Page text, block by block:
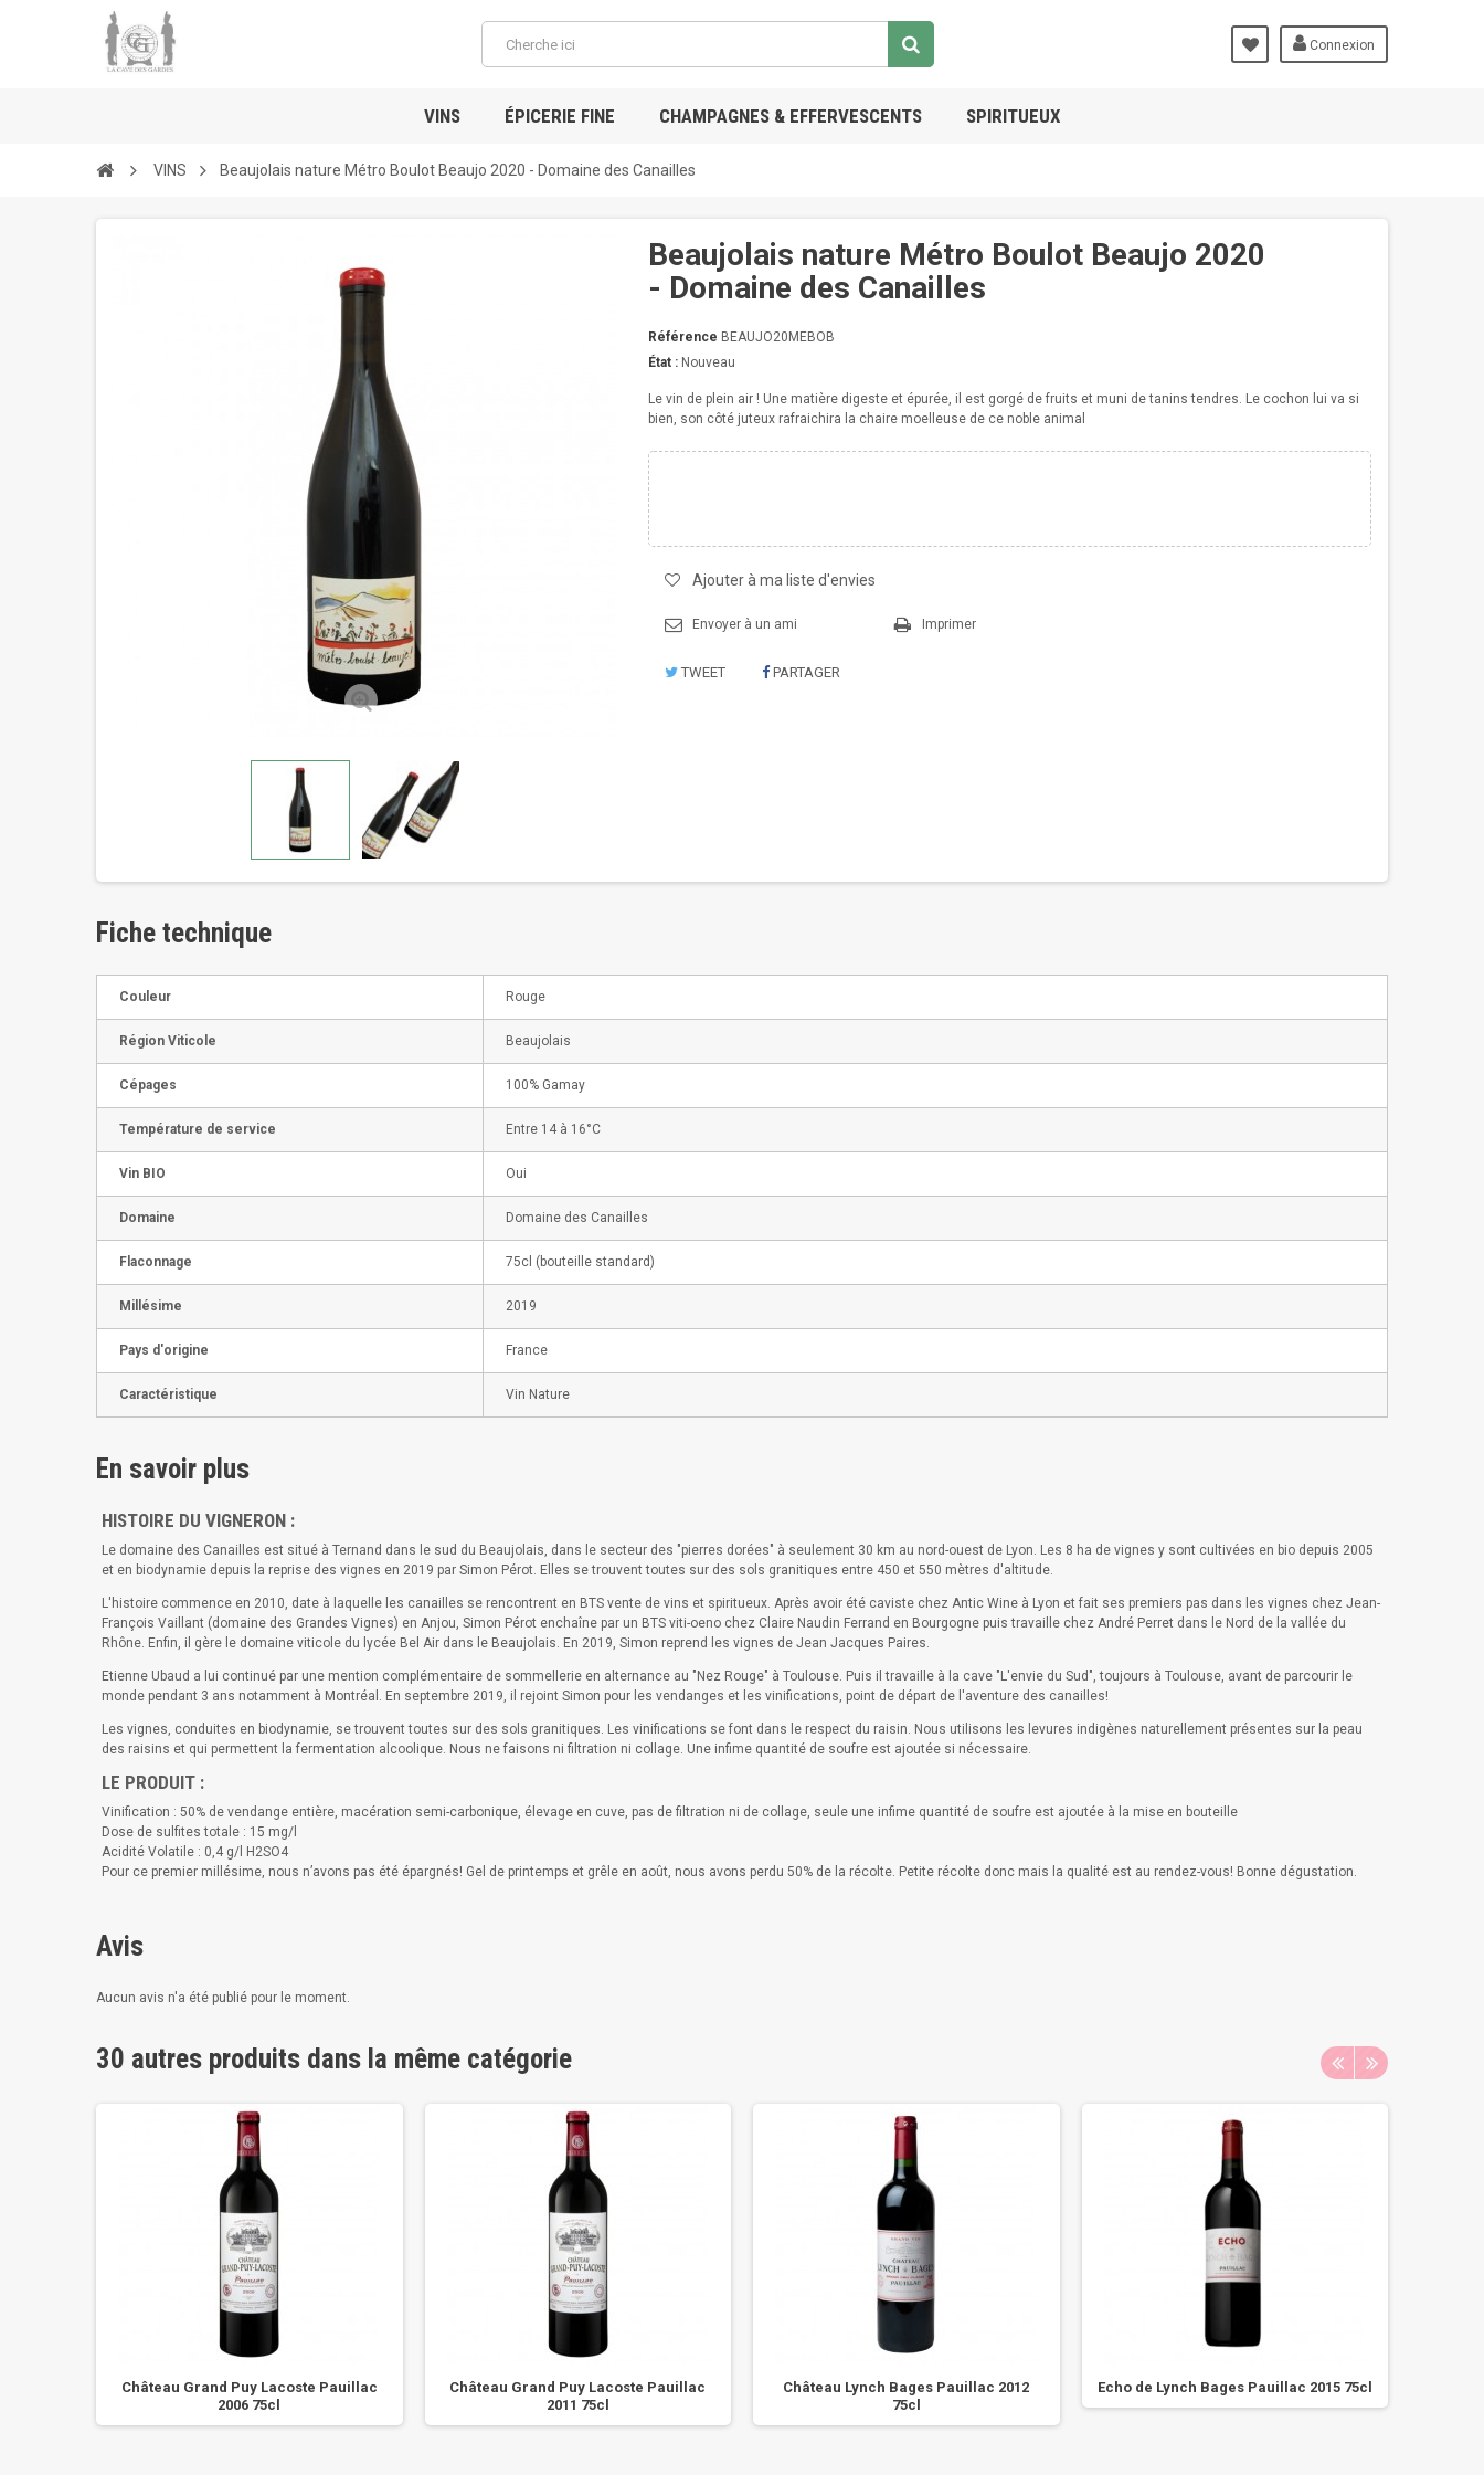
Connexion
VINS ÉPICERIE FINE CHAMPAGNES & EFFERVESCENTS SPIRITUEUX
VINS Beaujolais nature Métro Boulot Beaujo 2020 - Domaine des Canailles
Beaujolais nature Métro Boulot Beaujo 2020
- Domaine des Canailles
Référence BEAUJO20MEBOB
État : Nouveau
Le vin de plein air ! Une matière digeste et épurée, il est gorgé de fruits et muni de tanins tendres. Le cochon lui va si
bien, son côté juteux rafraichira la chaire moelleuse de ce noble animal
Ajouter à ma liste d'envies
Envoyer à un ami Imprimer
TWEET PARTAGER
Fiche technique
Couleur Rouge
Région Viticole Beaujolais
Cépages 100% Gamay
Température de service Entre 14 à 16°C
Vin BIO Oui
Domaine Domaine des Canailles
Flaconnage 75cl (bouteille standard)
Millésime 2019
Pays d'origine France
Caractéristique Vin Nature
En savoir plus
HISTOIRE DU VIGNERON :
Le domaine des Canailles est situé à Ternand dans le sud du Beaujolais, dans le secteur des "pierres dorées" à seulement 30 km au nord-ouest de Lyon. Les 8 ha de vignes y sont cultivées en bio depuis 2005
et en biodynamie depuis la reprise des vignes en 2019 par Simon Pérot. Elles se trouvent toutes sur des sols granitiques entre 450 et 550 mètres d'altitude.
​L'histoire commence en 2010, date à laquelle les canailles se rencontrent en BTS vente de vins et spiritueux. Après avoir été caviste chez Antic Wine à Lyon et fait ses premiers pas dans les vignes chez Jean-
François Vaillant (domaine des Grandes Vignes) en Anjou, Simon Pérot enchaîne par un BTS viti-oeno chez Claire Naudin Ferrand en Bourgogne puis travaille chez André Perret dans le Nord de la vallée du
Rhône. Enfin, il gère le domaine viticole du lycée Bel Air dans le Beaujolais. En 2019, Simon reprend les vignes de Jean Jacques Paires.
Etienne Ubaud a lui continué par une mention complémentaire de sommellerie en alternance au "Nez Rouge" à Toulouse. Puis il travaille à la cave "L'envie du Sud", toujours à Toulouse, avant de parcourir le
monde pendant 3 ans notamment à Montréal. En septembre 2019, il rejoint Simon pour les vendanges et les vinifications, point de départ de l'aventure des canailles!
Les vignes, conduites en biodynamie, se trouvent toutes sur des sols granitiques. Les vinifications se font dans le respect du raisin. Nous utilisons les levures indigènes naturellement présentes sur la peau
des raisins et qui permettent la fermentation alcoolique. Nous ne faisons ni filtration ni collage. Une infime quantité de soufre est ajoutée si nécessaire.
LE PRODUIT :
Vinification : 50% de vendange entière, macération semi-carbonique, élevage en cuve, pas de filtration ni de collage, seule une infime quantité de soufre est ajoutée à la mise en bouteille
Dose de sulfites totale : 15 mg/l
Acidité Volatile : 0,4 g/l H2SO4
Pour ce premier millésime, nous n’avons pas été épargnés! Gel de printemps et grêle en août, nous avons perdu 50% de la récolte. Petite récolte donc mais la qualité est au rendez-vous! Bonne dégustation.
Avis
Aucun avis n'a été publié pour le moment.
30 autres produits dans la même catégorie
Château Grand Puy Lacoste Pauillac
2006 75cl
Château Grand Puy Lacoste Pauillac
2011 75cl
Château Lynch Bages Pauillac 2012
75cl
Echo de Lynch Bages Pauillac 2015 75cl